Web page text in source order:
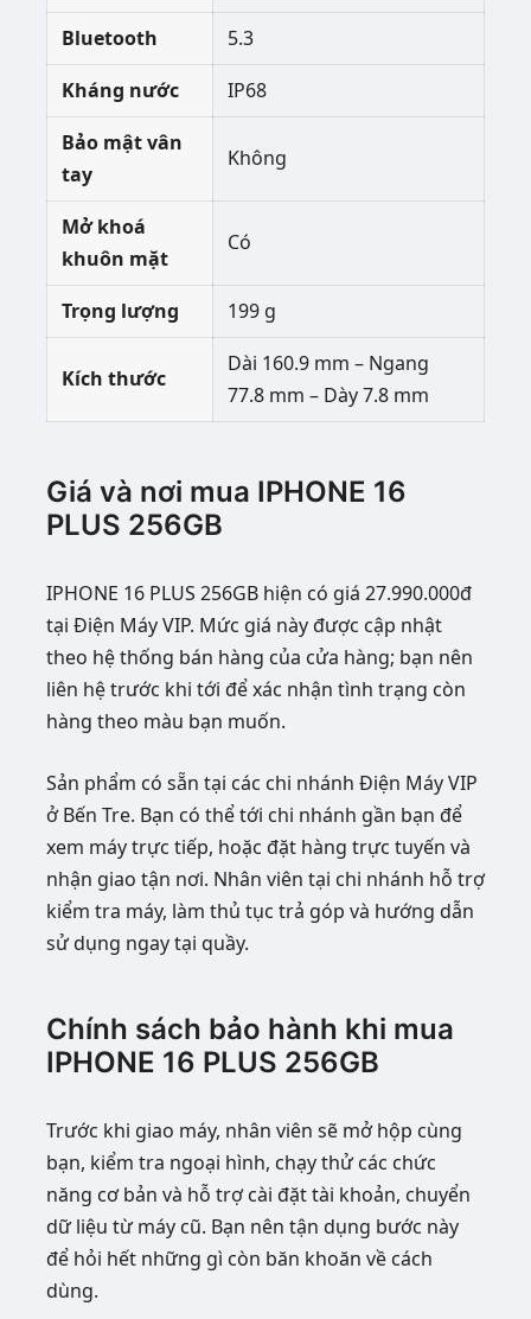
Bluetooth
5.3
Kháng nước
IP68
Bảo mật vân
tay
Không
Mở khoá
khuôn mặt
Có
Trọng lượng 199 g
Kích thước
Dài 160.9 mm – Ngang
77.8 mm – Dày 7.8 mm
Giá và nơi mua IPHONE 16
PLUS 256GB
IPHONE 16 PLUS 256GB hiện có giá 27.990.000đ
tại Điện Máy VIP. Mức giá này được cập nhật
theo hệ thống bán hàng của cửa hàng; bạn nên
liên hệ trước khi tới để xác nhận tình trạng còn
hàng theo màu bạn muốn.
Sản phẩm có sẵn tại các chi nhánh Điện Máy VIP
ở Bến Tre. Bạn có thể tới chi nhánh gần bạn để
xem máy trực tiếp, hoặc đặt hàng trực tuyến và
nhận giao tận nơi. Nhân viên tại chi nhánh hỗ trợ
kiểm tra máy, làm thủ tục trả góp và hướng dẫn
sử dụng ngay tại quầy.
Chính sách bảo hành khi mua
IPHONE 16 PLUS 256GB
Trước khi giao máy, nhân viên sẽ mở hộp cùng
bạn, kiểm tra ngoại hình, chạy thử các chức
năng cơ bản và hỗ trợ cài đặt tài khoản, chuyển
dữ liệu từ máy cũ. Bạn nên tận dụng bước này
để hỏi hết những gì còn băn khoăn về cách
dùng.